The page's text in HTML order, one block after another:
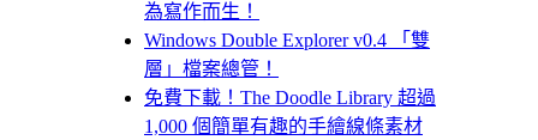
為寫作而生！
Windows Double Explorer v0.4 「雙
層」檔案總管！
免費下載！The Doodle Library 超過
1,000 個簡單有趣的手繪線條素材